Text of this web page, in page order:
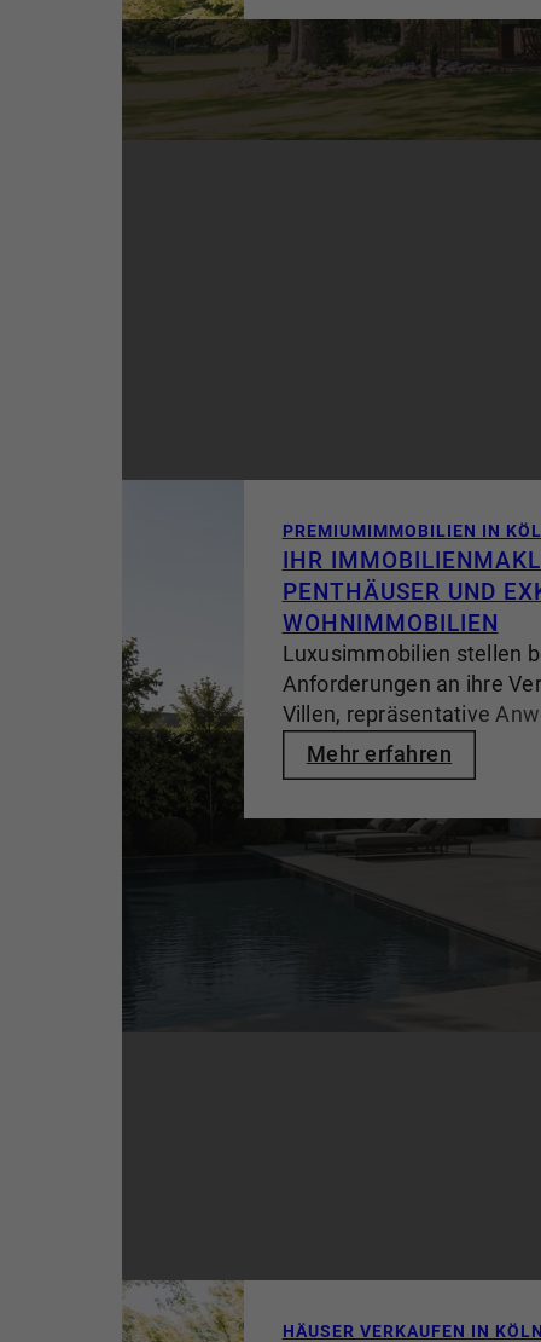
Immobilienmakler mit
bieten wir unseren
Lösungen für die
höchsten
PREMIUMIMMOBILIEN IN
IHR
PENTHÄUSER UND
WOHNIMMOBILIEN
Luxusimmobilien stellen
Anforderungen an ihre
Villen, repräsentative
außergewöhnliche
hochwertige Penthäuser
einer individuellen
Diskretion und einem
Immobilienmakler in Köln
partner seit über 40
Immobilien in
Mehr erfahren
HÄUSER VERKAUFEN IN